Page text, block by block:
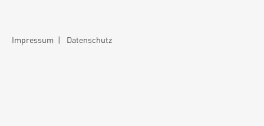
Impressum | Datenschutz